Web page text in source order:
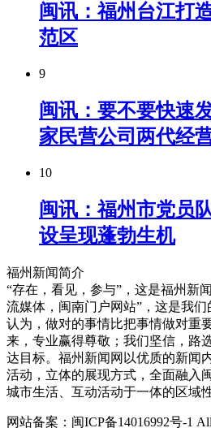
闽讯：​福州台江打
范区
9
闽讯：要不要快速
家民营公司两代经
10
闽讯：福州市党员
设呈现蓬勃生机
福州新闻简介
“存在，看见，参与”，这是福州新
流媒体，闽南门户网站”，这是我
认为，做对的事情比把事情做对重
来，专业赢得尊敬；我们坚信，路
达目标。福州新闻网以优质的新闻
活动，立体的展现方式，全面融入
城市生活、互动活动于一体的区域
网站备案：闽ICP备14016992号-1